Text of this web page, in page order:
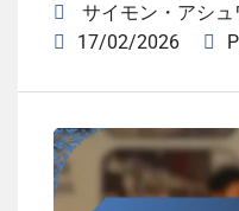
サイモン・アシュ
17/02/2026